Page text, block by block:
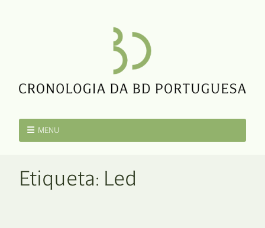
MENU
Etiqueta: Led